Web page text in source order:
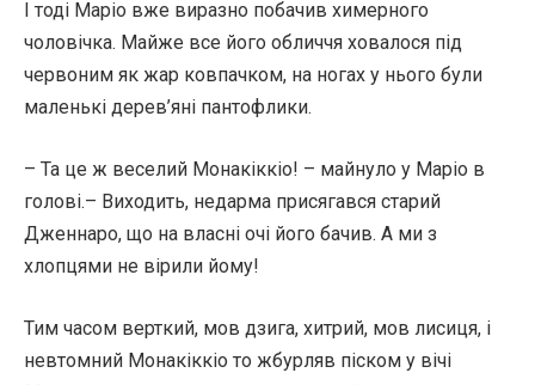
І тоді Маріо вже виразно побачив химерного
чоловічка. Майже все його обличчя ховалося під
червоним як жар ковпачком, на ногах у нього були
маленькі дерев’яні пантофлики.
– Та це ж веселий Монакіккіо! – майнуло у Маріо в
голові.– Виходить, недарма присягався старий
Дженнаро, що на власні очі його бачив. А ми з
хлопцями не вірили йому!
Тим часом верткий, мов дзига, хитрий, мов лисиця, і
невтомний Монакіккіо то жбурляв піском у вічі